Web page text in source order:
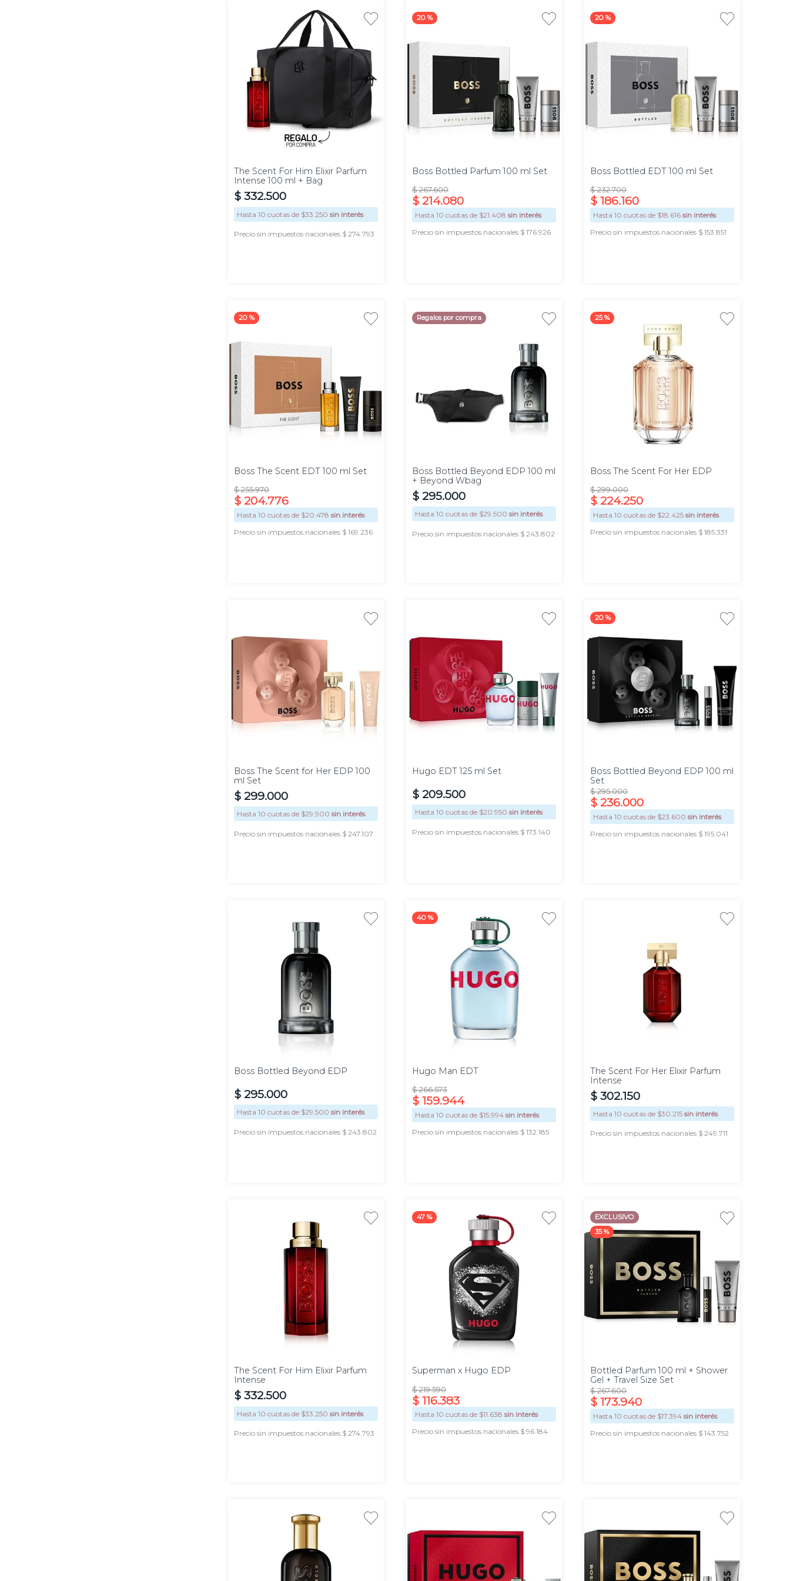
100
The Scent For Him Elixir Parfum
Intense 100 ml + Bag
$ 332.500
Hasta 10 cuotas de $33.250 sin interés
Precio sin impuestos nacionales $ 274.793
20 %
Promo
Boss Bottled Parfum 100 ml Set
$ 267.600
$ 214.080
Hasta 10 cuotas de $21.408 sin interés
Precio sin impuestos nacionales $ 176.926
20 %
Promo
Boss Bottled EDT 100 ml Set
$ 232.700
$ 186.160
Hasta 10 cuotas de $18.616 sin interés
Precio sin impuestos nacionales $ 153.851
20 %
Promo
Boss The Scent EDT 100 ml Set
$ 255.970
$ 204.776
Hasta 10 cuotas de $20.478 sin interés
Precio sin impuestos nacionales $ 169.236
Regalos por compra
Boss Bottled Beyond EDP 100 ml
+ Beyond Wbag
$ 295.000
Hasta 10 cuotas de $29.500 sin interés
Precio sin impuestos nacionales $ 243.802
25 %
100
ml
Boss The Scent For Her EDP
$ 299.000
$ 224.250
Hasta 10 cuotas de $22.425 sin interés
Precio sin impuestos nacionales $ 185.331
Boss The Scent for Her EDP 100
ml Set
$ 299.000
Hasta 10 cuotas de $29.900 sin interés
Precio sin impuestos nacionales $ 247.107
Hugo EDT 125 ml Set
$ 209.500
Hasta 10 cuotas de $20.950 sin interés
Precio sin impuestos nacionales $ 173.140
20 %
100
Boss Bottled Beyond EDP 100 ml
Set
$ 295.000
$ 236.000
Hasta 10 cuotas de $23.600 sin interés
Precio sin impuestos nacionales $ 195.041
Boss Bottled Beyond EDP
$ 295.000
Hasta 10 cuotas de $29.500 sin interés
Precio sin impuestos nacionales $ 243.802
40 %
200
ml
125
ml
Hugo Man EDT
$ 266.573
$ 159.944
Hasta 10 cuotas de $15.994 sin interés
Precio sin impuestos nacionales $ 132.185
The Scent For Her Elixir Parfum
Intense
$ 302.150
Hasta 10 cuotas de $30.215 sin interés
Precio sin impuestos nacionales $ 249.711
The Scent For Him Elixir Parfum
Intense
$ 332.500
Hasta 10 cuotas de $33.250 sin interés
Precio sin impuestos nacionales $ 274.793
47 %
Superman x Hugo EDP
$ 219.590
$ 116.383
Hasta 10 cuotas de $11.638 sin interés
Precio sin impuestos nacionales $ 96.184
EXCLUSIVO
35 %
Bottled Parfum 100 ml + Shower
Gel + Travel Size Set
$ 267.600
$ 173.940
Hasta 10 cuotas de $17.394 sin interés
Precio sin impuestos nacionales $ 143.752